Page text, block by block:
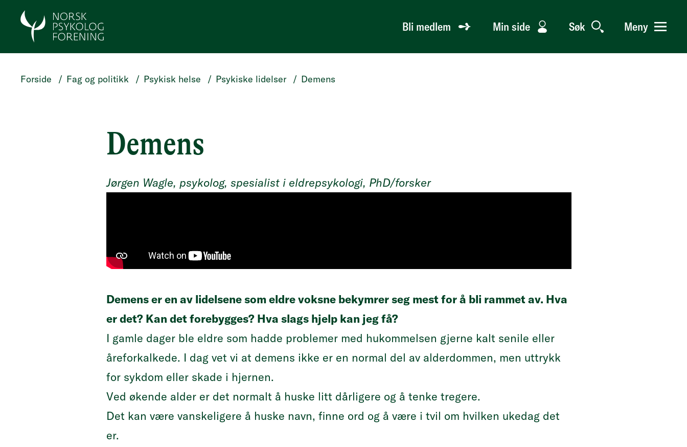
HOPP TIL HOVEDINNHOLD
Bli medlem Min side Søk Meny
Forside / Fag og politikk / Psykisk helse / Psykiske lidelser / Demens
Demens
Jørgen Wagle, psykolog, spesialist i eldrepsykologi, PhD/forsker
Demens er en av lidelsene som eldre voksne bekymrer seg mest for å bli rammet av. Hva
er det? Kan det forebygges? Hva slags hjelp kan jeg få?
I gamle dager ble eldre som hadde problemer med hukommelsen gjerne kalt senile eller
åreforkalkede. I dag vet vi at demens ikke er en normal del av alderdommen, men uttrykk
for sykdom eller skade i hjernen.
Ved økende alder er det normalt å huske litt dårligere og å tenke tregere.
Det kan være vanskeligere å huske navn, finne ord og å være i tvil om hvilken ukedag det
er.